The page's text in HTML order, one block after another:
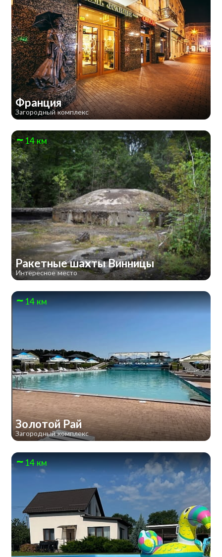
Франция
Загородный комплекс
14 км
Ракетные шахты Винницы
Интересное место
14 км
Золотой Рай
Загородный комплекс
14 км